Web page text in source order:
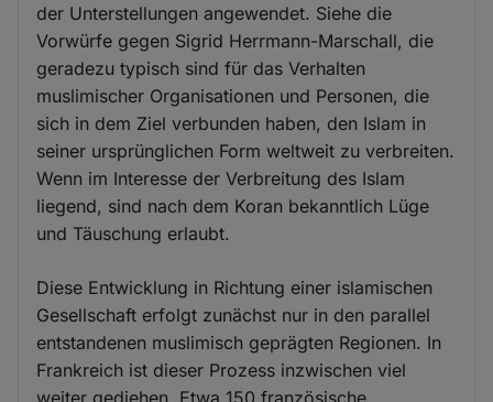
der Unterstellungen angewendet. Siehe die
Vorwürfe gegen Sigrid Herrmann-Marschall, die
geradezu typisch sind für das Verhalten
muslimischer Organisationen und Personen, die
sich in dem Ziel verbunden haben, den Islam in
seiner ursprünglichen Form weltweit zu verbreiten.
Wenn im Interesse der Verbreitung des Islam
liegend, sind nach dem Koran bekanntlich Lüge
und Täuschung erlaubt.
Diese Entwicklung in Richtung einer islamischen
Gesellschaft erfolgt zunächst nur in den parallel
entstandenen muslimisch geprägten Regionen. In
Frankreich ist dieser Prozess inzwischen viel
weiter gediehen. Etwa 150 französische